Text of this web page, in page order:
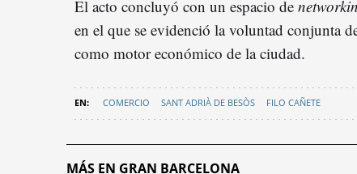
El acto concluyó con un espacio de
en el que se evidenció la voluntad conjunta
como motor económico de la ciudad.
COMERCIO SANT ADRIÀ DE BESÒS FILO CAÑETE
MÁS EN GRAN BARCELONA